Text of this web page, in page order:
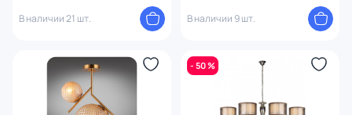
В наличии 21 шт.
В наличии 9 шт.
- 50 %